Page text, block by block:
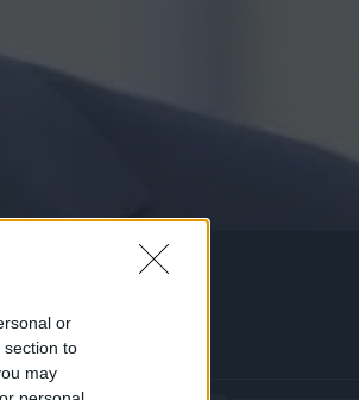
or
section to
may